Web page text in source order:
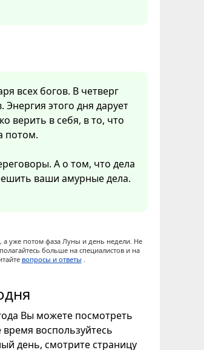
всех богов. В четверг
этого дня дарует
верить в себя, в то, что
потом.
А о том, что дела
ваши амурные дела.
а уже потом фаза Луны и день недели. Не
больше на специалистов и на
вопросы и ответы .
Вы можете посмотреть
воспользуйтесь
день, смотрите страницу